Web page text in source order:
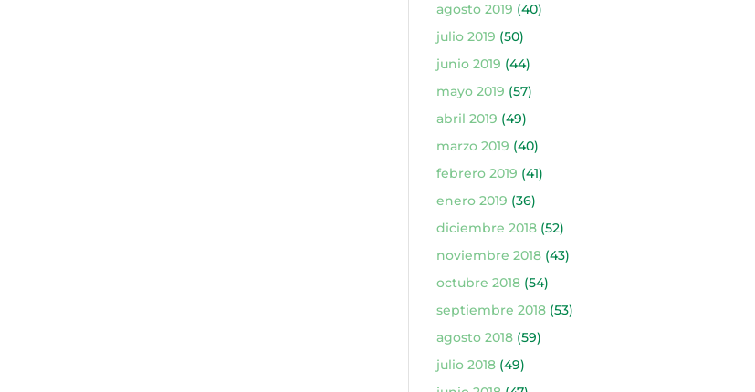
agosto 2019 (40)
julio 2019 (50)
junio 2019 (44)
mayo 2019 (57)
abril 2019 (49)
marzo 2019 (40)
febrero 2019 (41)
enero 2019 (36)
diciembre 2018(52)
noviembre 2018(43)
octubre 2018(54)
septiembre 2018(53)
agosto 2018(59)
julio 2018(49)